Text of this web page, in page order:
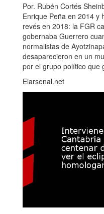
Por. Rubén Cortés
Enrique Peña en 2014 y
revés en 2018: la FGR
gobernaba Guerrero
normalistas de
desaparecieron en un
por el grupo político que
Elarsenal.net